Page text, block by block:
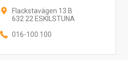
Flackstavägen 13 B
632 22 ESKILSTUNA
016-100 100